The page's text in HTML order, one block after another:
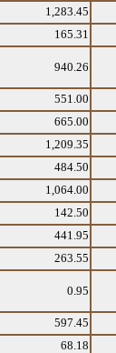
1,283.45
165.31
940.26
551.00
665.00
1,209.35
484.50
1,064.00
142.50
441.95
263.55
0.95
597.45
68.18